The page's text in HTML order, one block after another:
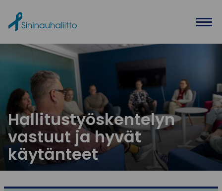
Hallitustyöskentelyn
vastuut ja hyvät
käytänteet